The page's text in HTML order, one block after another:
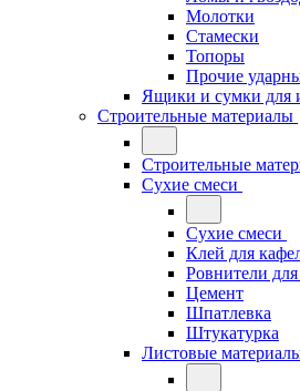
Молотки
Стамески
Топоры
Прочие
Ящики и сумки для
Строительные материалы
Строительные
Сухие смеси
Сухие смеси
Клей для
Ровнители
Цемент
Шпатлевка
Штукатурка
Листовые